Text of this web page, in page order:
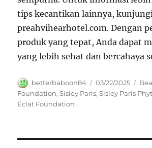
tips kecantikan lainnya,
preahvihearhotel.com. Dengan
produk yang tepat, Anda dapat
yang lebih sehat dan bercahaya
Author
betterbaboon84
Posted
on
03/22/2025
Foundation,Sisley Paris,Sisley Paris
Éclat Foundation